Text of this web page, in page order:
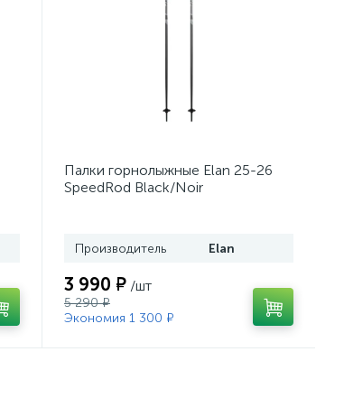
Палки горнолыжные Elan 25-26
SpeedRod Black/Noir
Производитель Elan
3 990 ₽ /шт
5 290 ₽
Экономия 1 300 ₽